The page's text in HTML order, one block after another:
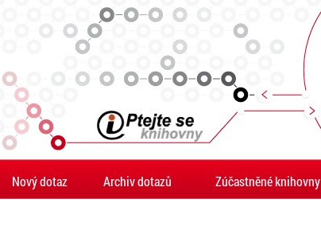
Nový dotaz Archiv dotazů Zúčastněné knihovny